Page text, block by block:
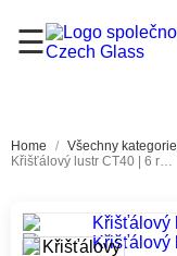
☰
Home / Všechny kategorie
Křišťálový lustr CT40 | 6 ramen